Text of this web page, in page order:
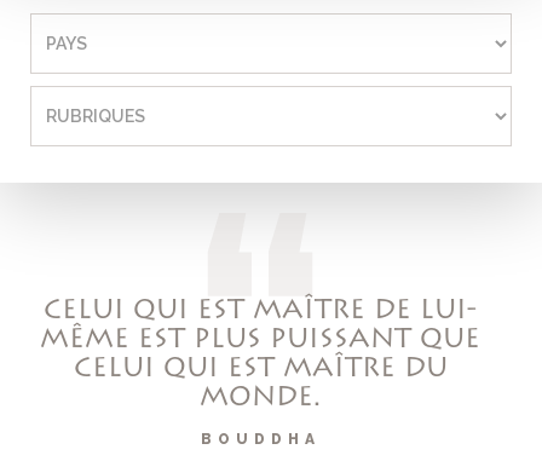
CELUI QUI EST MAÎTRE DE LUI-
MÊME EST PLUS PUISSANT QUE
CELUI QUI EST MAÎTRE DU
MONDE.
BOUDDHA